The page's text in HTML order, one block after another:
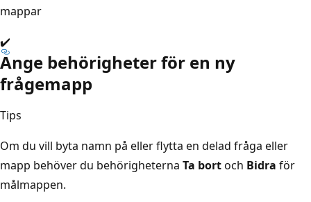
mappar
✔️
Ange behörigheter för en ny
frågemapp
Tips
Om du vill byta namn på eller flytta en delad fråga eller
mapp behöver du behörigheterna Ta bortoch Bidra för
målmappen.